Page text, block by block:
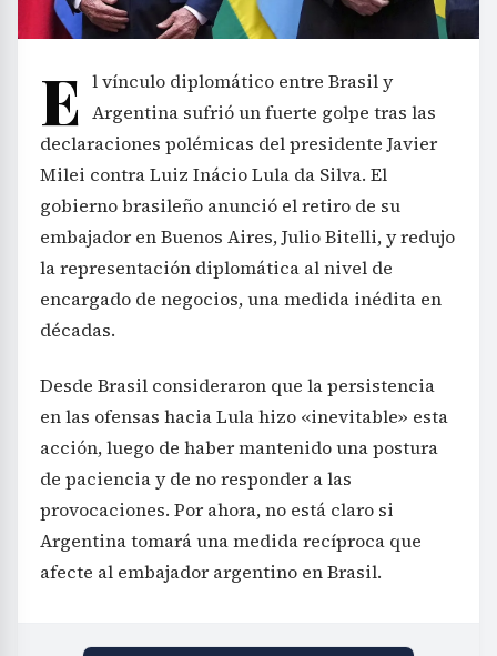
E l vínculo diplomático entre Brasil y
Argentina sufrió un fuerte golpe tras las
declaraciones polémicas del presidente Javier
Milei contra Luiz Inácio Lula da Silva. El
gobierno brasileño anunció el retiro de su
embajador en Buenos Aires, Julio Bitelli, y redujo
la representación diplomática al nivel de
encargado de negocios, una medida inédita en
décadas.
Desde Brasil consideraron que la persistencia
en las ofensas hacia Lula hizo «inevitable» esta
acción, luego de haber mantenido una postura
de paciencia y de no responder a las
provocaciones. Por ahora, no está claro si
Argentina tomará una medida recíproca que
afecte al embajador argentino en Brasil.